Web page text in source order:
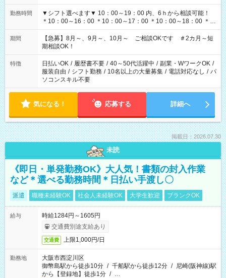
勤務時間
▼シフト選べます▼ 10：00～19：00 内、6ｈから相談可能！
＊10：00～16：00 ＊10：00～17：00 ＊10：00～18：00 ＊
11：00～19：00 ＊12：00～19：00 ＊13：00～19：00
期間
【急募】8月～、9月～、10月～ ご相談OKです ＃2カ月～短
期相談OK！
特徴 日払いOK / 履歴書不要 / 40～50代活躍中 / 副業・WワークOK /
服装自由 / シフト勤務 / 10名以上の大量募集 / 電話対応なし / パ
ソコンスキル不要
気になる！ 応募する 詳細へ
掲載日：2026.07.30
未読
《即日・単発勤務OK》大人気！書類の封入作業
など＊選べる勤務時間＊日払い手渡し〇
派遣 職種未経験OK 社会人未経験OK 大学生歓迎 ブランクOK
給与
時給1284円～1605円
交通費別途支給あり
交通費 上限1,000円/日
勤務地
大阪市西淀川区
御幣島駅から徒歩10分 / 千船駅から徒歩12分 / 尼崎(阪神線)駅
から【登録地】徒歩1分 / …